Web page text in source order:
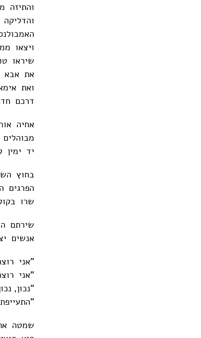
והתיזה
האמבולנס
ויצאו
שיראו
את אבא
ואת
דרכם
אחיה
יד ימין
בחוץ
הפרגים
שרו
שירתם
אנשים
"אני
"אני
"נכון,
שמטה